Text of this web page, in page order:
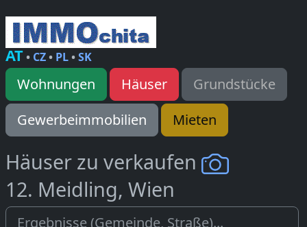
AT• CZ• PL•SK
Wohnungen Häuser
Grundstücke
Gewerbeimmobilien
Mieten
Häuser zu verkaufen
12. Meidling, Wien